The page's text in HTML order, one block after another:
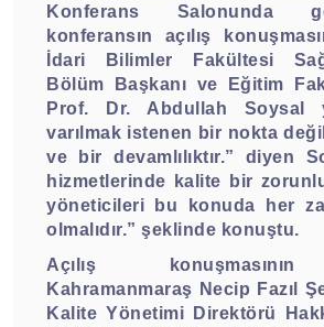
Konferans Salonunda
konferansın açılış
İdari Bilimler Fakültesi
Bölüm Başkanı ve Eğitim
Prof. Dr. Abdullah Soysal
varılmak istenen bir nokta
ve bir devamlılıktır.” diyen
hizmetlerinde kalite bir
yöneticileri bu konuda her
olmalıdır.” şeklinde konuştu.
Açılış
Kahramanmaraş Necip Fazıl
Kalite Yönetimi Direktörü